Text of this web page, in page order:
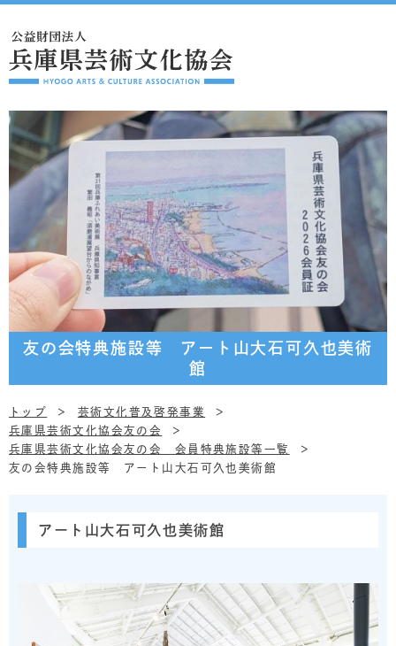
友の会特典施設等 アート山大石可久也美術
館
トップ
芸術文化普及啓発事業
兵庫県芸術文化協会友の会
兵庫県芸術文化協会友の会 会員特典施設等一覧
友の会特典施設等 アート山大石可久也美術館
アート山大石可久也美術館